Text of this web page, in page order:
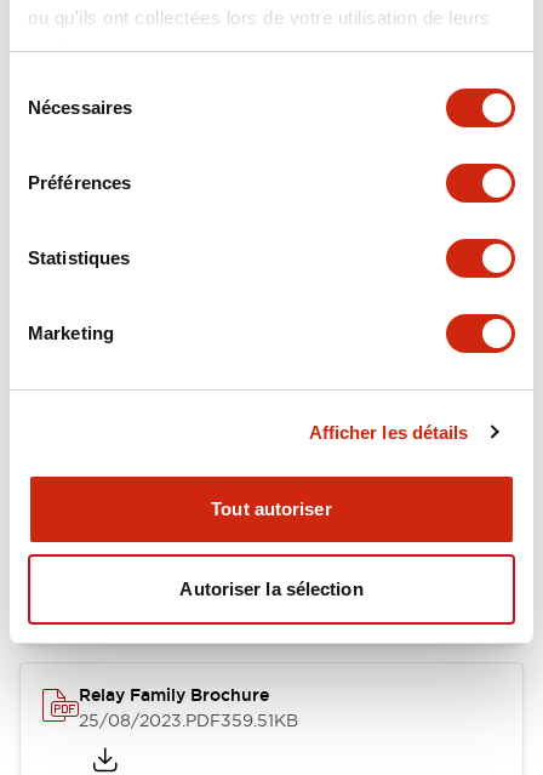
ou qu'ils ont collectées lors de votre utilisation de leurs
services.
Nécessaires
Préférences
Statistiques
Marketing
Afficher les détails
Tout autoriser
Autoriser la sélection
Spécifications Tout développer
Documents et fichiers
Approbations Et Normes
RH Series Power Relays
12/05/2026.PDF450.14KB
Relay Family Brochure
25/08/2023.PDF359.51KB